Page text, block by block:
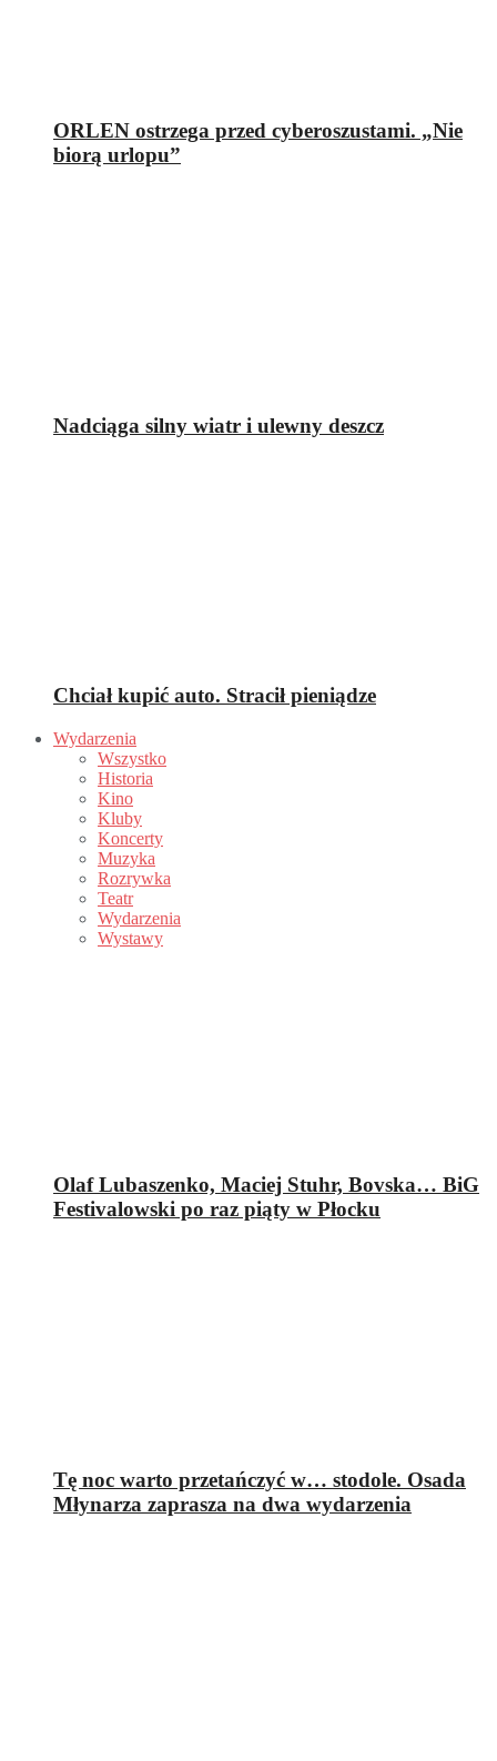
ORLEN ostrzega przed cyberoszustami. „Nie
biorą urlopu”
Nadciąga silny wiatr i ulewny deszcz
Chciał kupić auto. Stracił pieniądze
Wydarzenia
Wszystko
Historia
Kino
Kluby
Koncerty
Muzyka
Rozrywka
Teatr
Wydarzenia
Wystawy
Olaf Lubaszenko, Maciej Stuhr, Bovska… BiG
Festivalowski po raz piąty w Płocku
Tę noc warto przetańczyć w… stodole. Osada
Młynarza zaprasza na dwa wydarzenia